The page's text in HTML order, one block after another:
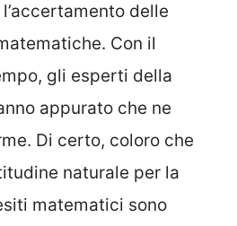
delle
Con il
gli esperti della
appurato che ne
Di certo, coloro che
naturale per la
matematici sono